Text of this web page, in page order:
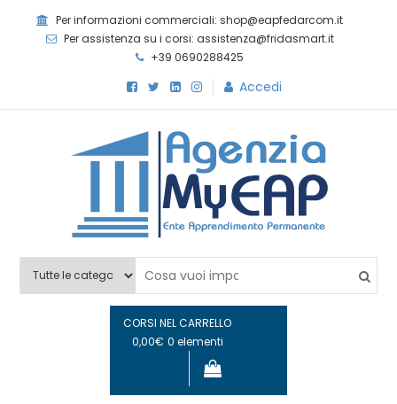
Per informazioni commerciali: shop@eapfedarcom.it
Per assistenza su i corsi: assistenza@fridasmart.it
+39 0690288425
Accedi
Agenzia MyEAP
CORSI NEL CARRELLO
0,00€ 0 elementi